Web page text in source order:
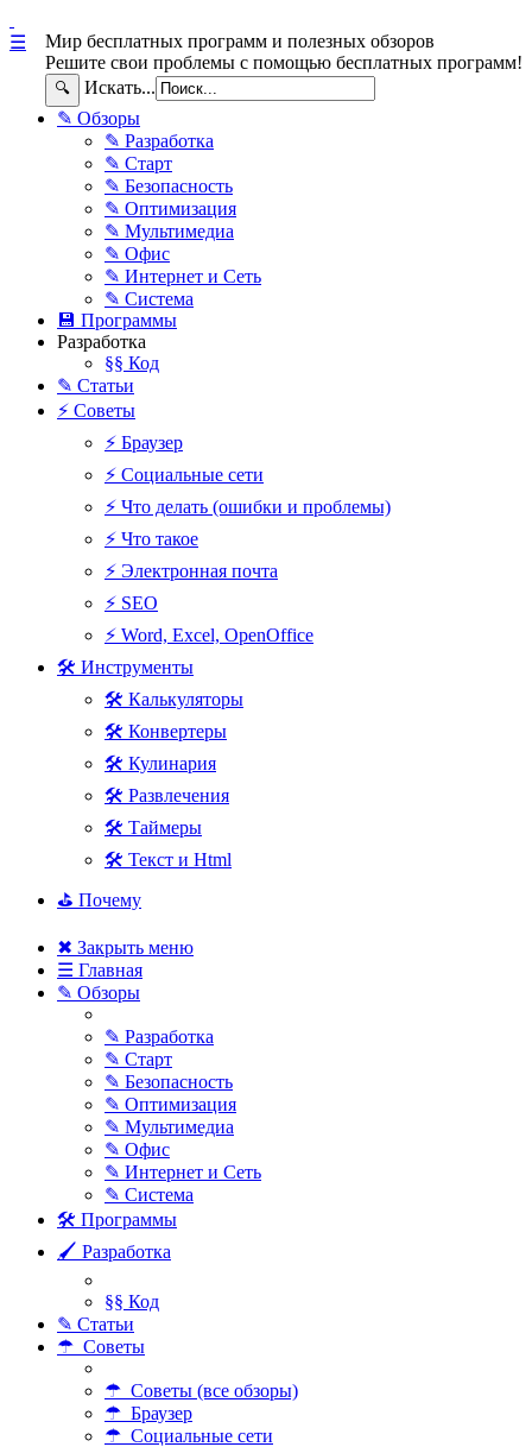
Мир бесплатных программ и полезных обзоров
Решите свои проблемы с помощью бесплатных программ!
🔍 Искать...
☰
✎ Обзоры
✎ Разработка
✎ Старт
✎ Безопасность
✎ Оптимизация
✎ Мультимедиа
✎ Офис
✎ Интернет и Сеть
✎ Система
💾 Программы
Разработка
§§ Код
✎ Статьи
⚡ Советы
⚡ Браузер
⚡ Социальные сети
⚡ Что делать (ошибки и проблемы)
⚡ Что такое
⚡ Электронная почта
⚡ SEO
⚡ Word, Excel, OpenOffice
🛠 Инструменты
🛠 Калькуляторы
🛠 Конвертеры
🛠 Кулинария
🛠 Развлечения
🛠 Таймеры
🛠 Текст и Html
⛳ Почему
✖ Закрыть меню
☰ Главная
✎ Обзоры
✎ Разработка
✎ Старт
✎ Безопасность
✎ Оптимизация
✎ Мультимедиа
✎ Офис
✎ Интернет и Сеть
✎ Система
🛠 Программы
🖌 Разработка
§§ Код
✎ Статьи
☂ Советы
☂ Советы (все обзоры)
☂ Браузер
☂ Социальные сети